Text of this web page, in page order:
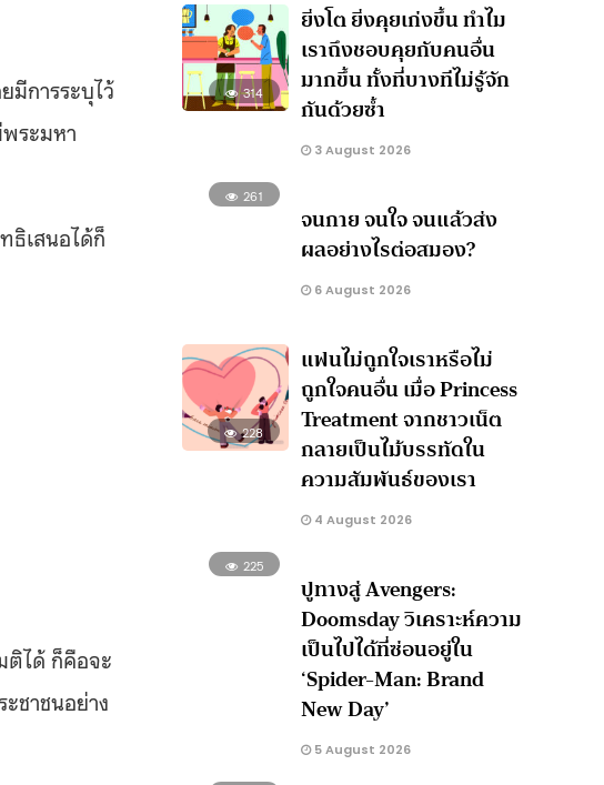
มีการระบุไว้
ระมหา
ธิเสนอได้ก็
ติได้ ก็คือจะ
ชาชนอย่าง
314
ยิ่งโต ยิ่งคุยเก่งขึ้น ทำไม
เราถึงชอบคุยกับคนอื่น
มากขึ้น ทั้งที่บางทีไม่รู้จัก
กันด้วยซ้ำ
3 August 2026
261
จนกาย จนใจ จนแล้วส่ง
ผลอย่างไรต่อสมอง?
6 August 2026
228
แฟนไม่ถูกใจเราหรือไม่
ถูกใจคนอื่น เมื่อ Princess
Treatment จากชาวเน็ต
กลายเป็นไม้บรรทัดใน
ความสัมพันธ์ของเรา
4 August 2026
225
ปูทางสู่ Avengers:
Doomsday วิเคราะห์ความ
เป็นไปได้ที่ซ่อนอยู่ใน
‘Spider-Man: Brand
New Day’
5 August 2026